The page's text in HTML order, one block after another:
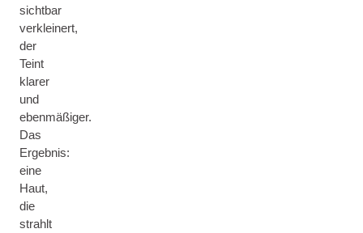
sichtbar
verkleinert,
der
Teint
klarer
und
ebenmäßiger.
Das
Ergebnis:
eine
Haut,
die
strahlt